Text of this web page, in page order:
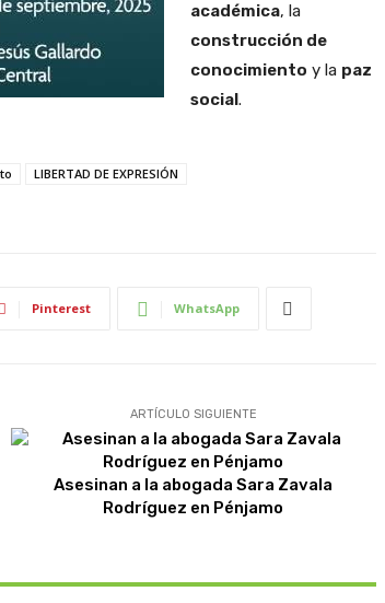
académica, la
construcción de
conocimiento y la paz
social.
LIBERTAD DE EXPRESIÓN
Pinterest WhatsApp
ARTÍCULO SIGUIENTE
Asesinan a la abogada Sara Zavala
Rodríguez en Pénjamo